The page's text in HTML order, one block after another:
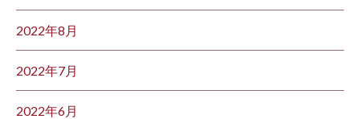
2022年8月
2022年7月
2022年6月